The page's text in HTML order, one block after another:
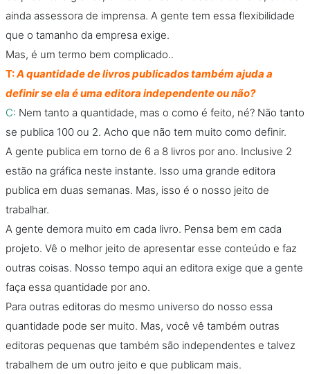
ainda assessora de imprensa. A gente tem essa flexibilidade
que o tamanho da empresa exige.
Mas, é um termo bem complicado..
T:A quantidade de livros publicados também ajuda a
definir se ela é uma editora independente ou não?
C: Nem tanto a quantidade, mas o como é feito, né? Não tanto
se publica 100 ou 2. Acho que não tem muito como definir.
A gente publica em torno de 6 a 8 livros por ano. Inclusive 2
estão na gráfica neste instante. Isso uma grande editora
publica em duas semanas. Mas, isso é o nosso jeito de
trabalhar.
A gente demora muito em cada livro. Pensa bem em cada
projeto. Vê o melhor jeito de apresentar esse conteúdo e faz
outras coisas. Nosso tempo aqui an editora exige que a gente
faça essa quantidade por ano.
Para outras editoras do mesmo universo do nosso essa
quantidade pode ser muito. Mas, você vê também outras
editoras pequenas que também são independentes e talvez
trabalhem de um outro jeito e que publicam mais.